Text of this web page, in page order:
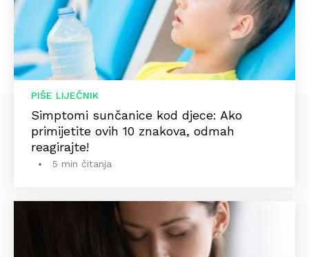
PIŠE LIJEČNIK
Simptomi sunčanice kod djece: Ako
primijetite ovih 10 znakova, odmah
reagirajte!
5 min čitanja